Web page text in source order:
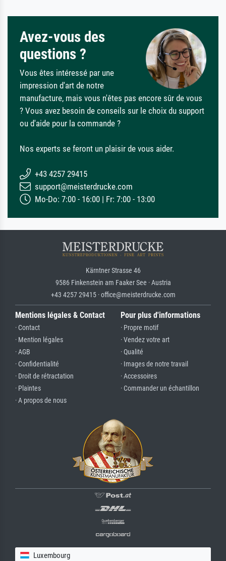
Avez-vous des
questions ?
Vous êtes intéressé par une
impression d'art de notre
manufacture, mais vous n'êtes pas encore sûr de vous
? Vous avez besoin de conseils sur le choix du support
ou d'aide pour la commande ?
Nos experts se feront un plaisir de vous aider.
+43 4257 29415
support@meisterdrucke.com
Mo-Do: 7:00 - 16:00 | Fr: 7:00 - 13:00
Kärntner Strasse 46
9586 Finkenstein am Faaker See · Austria
+43 4257 29415 · office@meisterdrucke.com
Mentions légales & Contact
· Contact
· Mention légales
· AGB
· Confidentialité
· Droit de rétractation
· Plaintes
· A propos de nous
Pour plus d'informations
· Propre motif
· Vendez votre art
· Qualité
· Images de notre travail
· Accessoires
· Commander un échantillon
Luxembourg